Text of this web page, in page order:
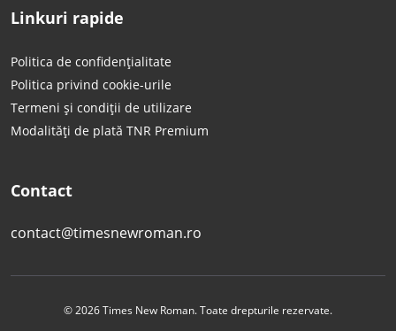
Linkuri rapide
Politica de confidențialitate
Politica privind cookie-urile
Termeni și condiții de utilizare
Modalități de plată TNR Premium
Contact
contact@timesnewroman.ro
© 2026 Times New Roman. Toate drepturile rezervate.